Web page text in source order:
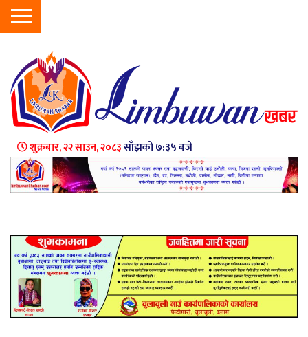
शुक्रबार, २२ साउन, २०८३साँझको ७:३५ बजे